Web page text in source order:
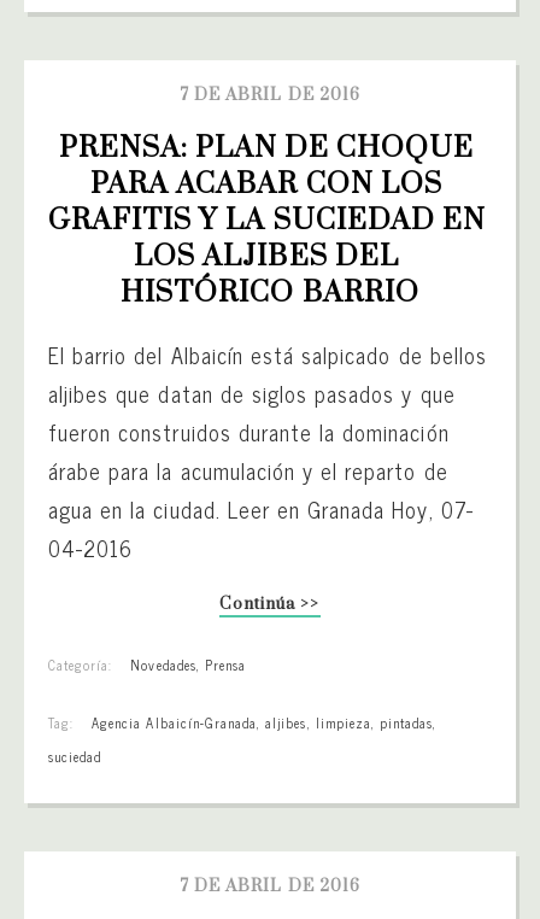
7 DE ABRIL DE 2016
PRENSA: PLAN DE CHOQUE
PARA ACABAR CON LOS
GRAFITIS Y LA SUCIEDAD EN
LOS ALJIBES DEL
HISTÓRICO BARRIO
El barrio del Albaicín está salpicado de bellos
aljibes que datan de siglos pasados y que
fueron construidos durante la dominación
árabe para la acumulación y el reparto de
agua en la ciudad. Leer en Granada Hoy, 07-
04-2016
Continúa >>
Categoría: Novedades, Prensa
Tag: Agencia Albaicín-Granada,aljibes, limpieza, pintadas,
suciedad
7 DE ABRIL DE 2016